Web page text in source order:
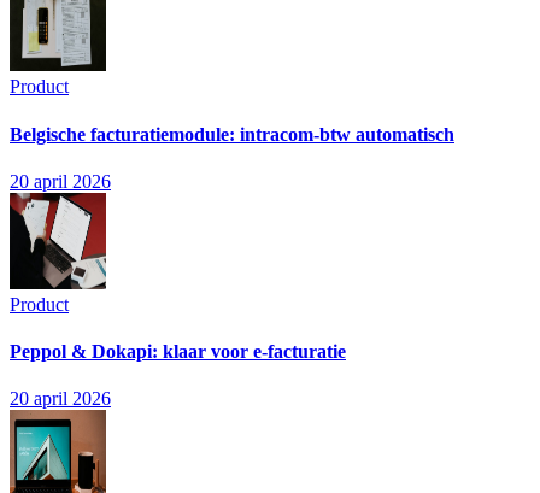
Product
Belgische facturatiemodule: intracom-btw automatisch
20 april 2026
Product
Peppol & Dokapi: klaar voor e-facturatie
20 april 2026